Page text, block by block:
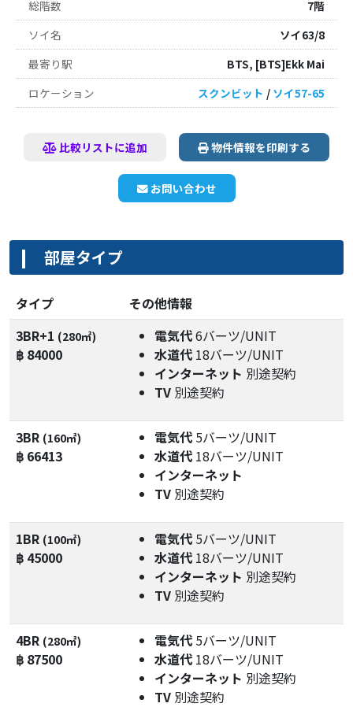
総階数
7階
ソイ名
ソイ63/8
最寄り駅
BTS, [BTS]Ekk Mai
ロケーション
スクンビット / ソイ57-65
比較リストに追加 物件情報を印刷する
お問い合わせ
部屋タイプ
タイプ
その他情報
3BR+1 (280㎡)
฿ 84000
電気代6バーツ/UNIT
水道代 18バーツ/UNIT
インターネット 別途契約
TV 別途契約
3BR (160㎡)
฿ 66413
電気代 5バーツ/UNIT
水道代 18バーツ/UNIT
インターネット
TV 別途契約
1BR (100㎡)
฿ 45000
電気代 5バーツ/UNIT
水道代 18バーツ/UNIT
インターネット 別途契約
TV 別途契約
4BR (280㎡)
฿ 87500
電気代 5バーツ/UNIT
水道代 18バーツ/UNIT
インターネット 別途契約
TV 別途契約